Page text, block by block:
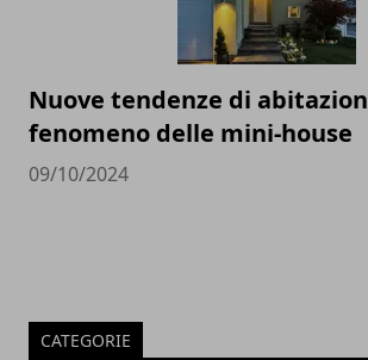
Nuove tendenze di
fenomeno delle mini-house
09/10/2024
CATEGORIE